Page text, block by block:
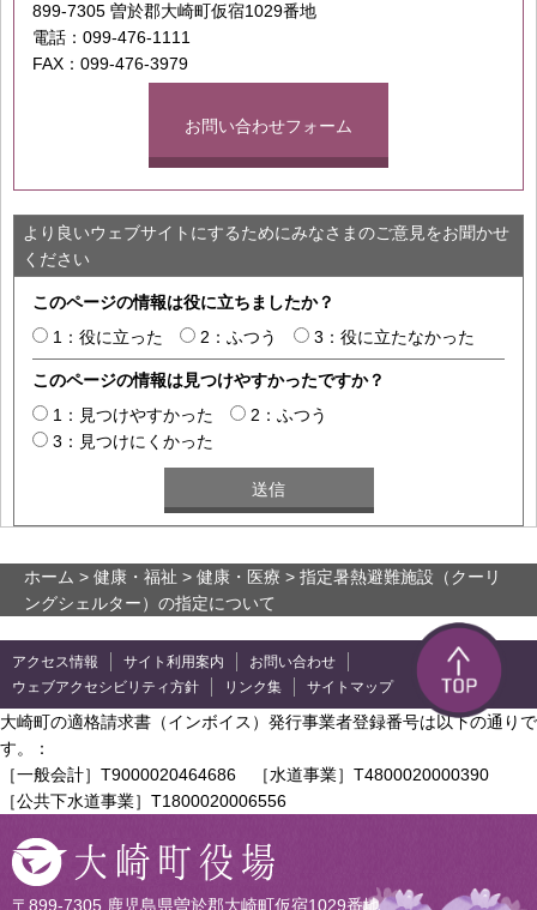
899-7305 曽於郡大崎町仮宿1029番地
電話：099-476-1111
FAX：099-476-3979
お問い合わせフォーム
より良いウェブサイトにするためにみなさまのご意見をお聞かせ
ください
このページの情報は役に立ちましたか？
1：役に立った
2：ふつう 3：役に立たなかった
このページの情報は見つけやすかったですか？
1：見つけやすかった
2：ふつう
3：見つけにくかった
ホーム > 健康・福祉 > 健康・医療 > 指定暑熱避難施設（クーリ
ングシェルター）の指定について
アクセス情報 サイト利用案内
お問い合わせ
ウェブアクセシビリティ方針
リンク集 サイトマップ
大崎町の適格請求書（インボイス）発行事業者登録番号は以下の通りで
す。：
［一般会計］T9000020464686 ［水道事業］T4800020000390
［公共下水道事業］T1800020006556
〒899-7305 鹿児島県曽於郡大崎町仮宿1029番地